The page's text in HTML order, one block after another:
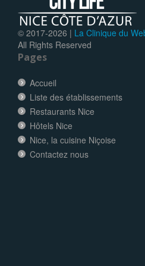
© 2017-2026 | La Clinique du
All Rights Reserved
Pages
Accueil
Liste des établissements
Restaurants Nice
Hôtels Nice
Nice, la cuisine Niçoise
Contactez nous